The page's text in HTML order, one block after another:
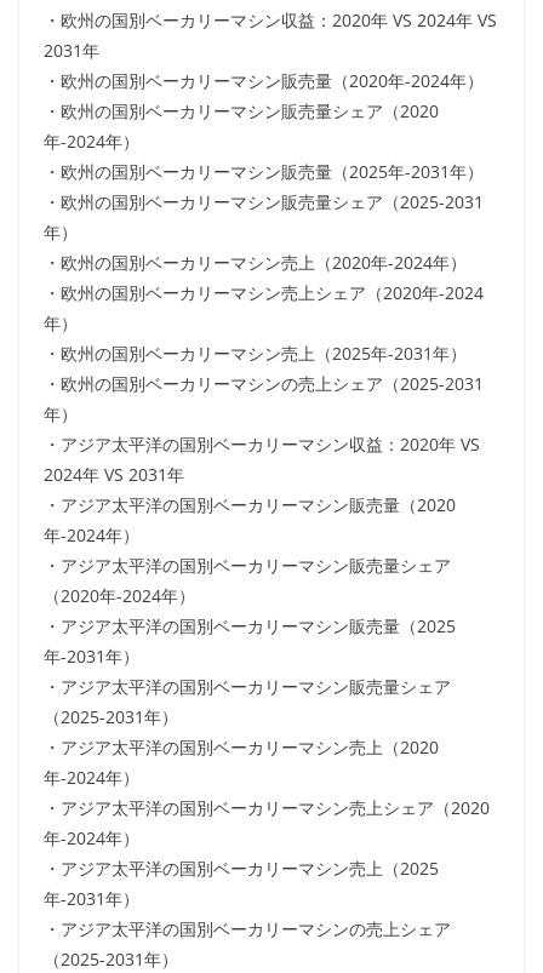
・欧州の国別ベーカリーマシン収益：2020年 VS 2024年 VS
2031年
・欧州の国別ベーカリーマシン販売量（2020年-2024年）
・欧州の国別ベーカリーマシン販売量シェア（2020
年-2024年）
・欧州の国別ベーカリーマシン販売量（2025年-2031年）
・欧州の国別ベーカリーマシン販売量シェア（2025-2031
年）
・欧州の国別ベーカリーマシン売上（2020年-2024年）
・欧州の国別ベーカリーマシン売上シェア（2020年-2024
年）
・欧州の国別ベーカリーマシン売上（2025年-2031年）
・欧州の国別ベーカリーマシンの売上シェア（2025-2031
年）
・アジア太平洋の国別ベーカリーマシン収益：2020年 VS
2024年 VS 2031年
・アジア太平洋の国別ベーカリーマシン販売量（2020
年-2024年）
・アジア太平洋の国別ベーカリーマシン販売量シェア
（2020年-2024年）
・アジア太平洋の国別ベーカリーマシン販売量（2025
年-2031年）
・アジア太平洋の国別ベーカリーマシン販売量シェア
（2025-2031年）
・アジア太平洋の国別ベーカリーマシン売上（2020
年-2024年）
・アジア太平洋の国別ベーカリーマシン売上シェア（2020
年-2024年）
・アジア太平洋の国別ベーカリーマシン売上（2025
年-2031年）
・アジア太平洋の国別ベーカリーマシンの売上シェア
（2025-2031年）